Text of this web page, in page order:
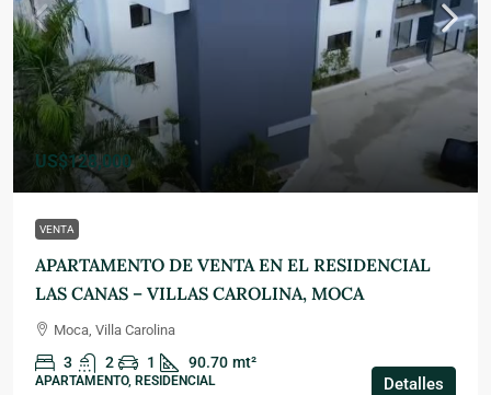
US$128,000
VENTA
APARTAMENTO DE VENTA EN EL RESIDENCIAL
LAS CANAS – VILLAS CAROLINA, MOCA
Moca, Villa Carolina
3 2 1 90.70 mt²
APARTAMENTO, RESIDENCIAL Detalles